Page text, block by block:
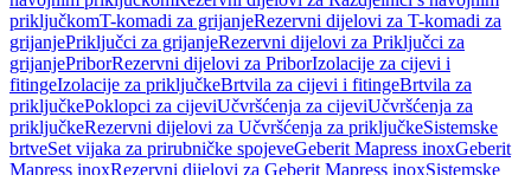
priključkomT-komadi za grijanjeRezervni dijelovi za T-komadi za
grijanjePriključci za grijanjeRezervni dijelovi za Priključci za
grijanjePriborRezervni dijelovi za PriborIzolacije za cijevi i
fitingeIzolacije za priključkeBrtvila za cijevi i fitingeBrtvila za
priključkePoklopci za cijeviUčvršćenja za cijeviUčvršćenja za
priključkeRezervni dijelovi za Učvršćenja za priključkeSistemske
brtveSet vijaka za prirubničke spojeveGeberit Mapress inoxGeberit
Mapress inoxRezervni dijelovi za Geberit Mapress inoxSistemske